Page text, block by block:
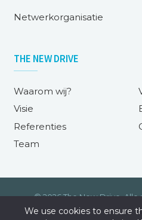
Netwerkorganisatie
THE NEW DRIVE
Waarom wij?
Visie
Referenties
Team
© 2026 The New Drive.
We use cookies to ensure